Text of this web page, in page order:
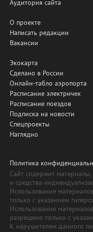
Аудитория сайта
О проекте
Написать редакции
Вакансии
Экокарта
Сделано в России
Онлайн-табло аэропорта
Расписание электричек
Расписание поездов
Подписка на новости
Спецпроекты
Наглядно
Политика
Сайт содержит
и средства
Использование
только с указанием
Использование
разрешено только с
К нарушителям данного